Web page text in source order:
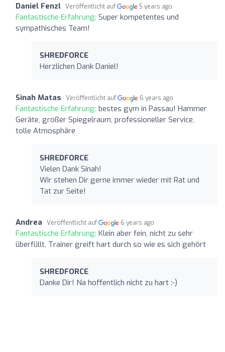
Daniel Fenzl Veröffentlicht auf 5 years ago
Fantastische Erfahrung: Super kompetentes und
sympathisches Team!
SHREDFORCE
Herzlichen Dank Daniel!
Sinah Matas Veröffentlicht auf 6 years ago
Fantastische Erfahrung: bestes gym in Passau! Hammer
Geräte, großer Spiegelraum, professioneller Service,
tolle Atmosphäre
SHREDFORCE
Vielen Dank Sinah!
Wir stehen Dir gerne immer wieder mit Rat und
Tat zur Seite!
Andrea Veröffentlicht auf 6 years ago
Fantastische Erfahrung: Klein aber fein, nicht zu sehr
überfüllt, Trainer greift hart durch so wie es sich gehört
SHREDFORCE
Danke Dir! Na hoffentlich nicht zu hart :-)